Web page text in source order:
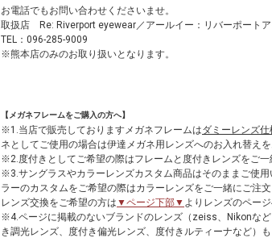
お電話でもお問い合わせくださいませ。
取扱店 Re: Riverport eyewear／アールイー：リバーポートア
TEL：096-285-9009
※熊本店のみのお取り扱いとなります。
【メガネフレームをご購入の方へ】
※1.当店で販売しておりますメガネフレームはダミーレンズ仕
ネとしてご使用の場合は伊達メガネ用レンズへのお入れ替えを
※2.度付きとしてご希望の際はフレームと度付きレンズをご一
※3.サングラスやカラーレンズカスタム商品はそのままご使用
ラーのカスタムをご希望の際はカラーレンズをご一緒にご注文
レンズ交換をご希望の方は ▼ページ下部▼ よりレンズのペー
※4.ページに掲載のないブランドのレンズ（zeiss、Nikonな
き調光レンズ、度付き偏光レンズ、度付きルティーナなど）